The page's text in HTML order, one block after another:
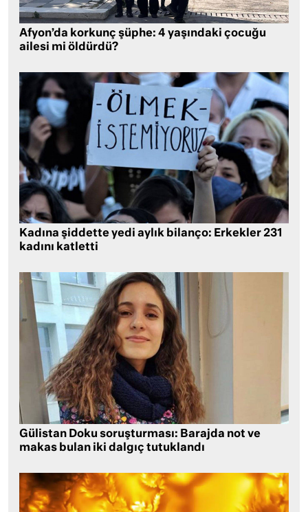
Afyon’da korkunç şüphe: 4 yaşındaki çocuğu
ailesi mi öldürdü?
Kadına şiddette yedi aylık bilanço: Erkekler 231
kadını katletti
Gülistan Doku soruşturması: Barajda not ve
makas bulan iki dalgıç tutuklandı